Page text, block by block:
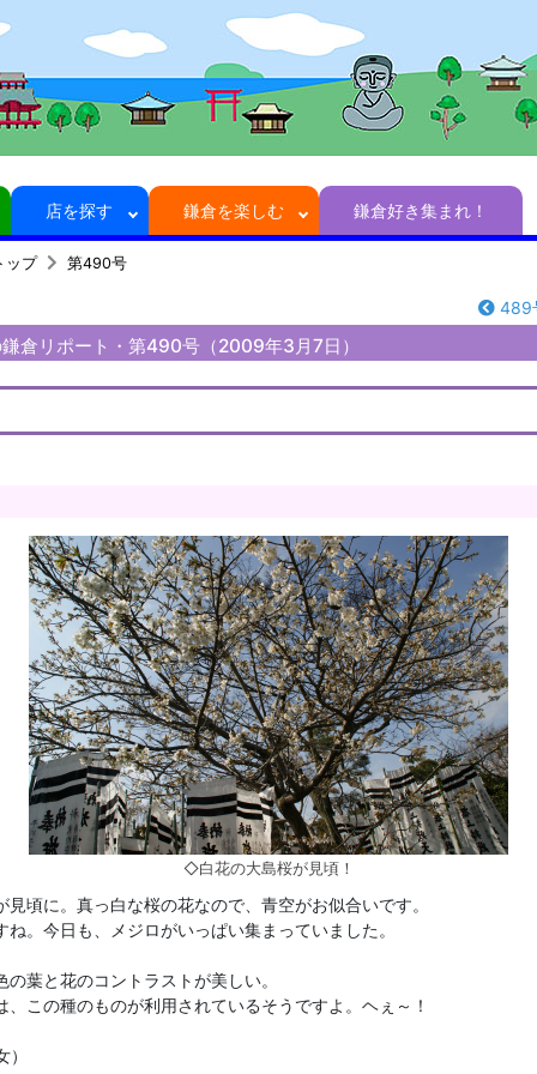
店を探す 鎌倉を楽しむ 鎌倉好き集まれ！
ップ 第490号
489
倉リポート・第490号（2009年3月7日）
◇白花の大島桜が見頃！
頃に。真っ白な桜の花なので、青空がお似合いです。
。今日も、メジロがいっぱい集まっていました。
葉と花のコントラストが美しい。
この種のものが利用されているそうですよ。ヘぇ～！